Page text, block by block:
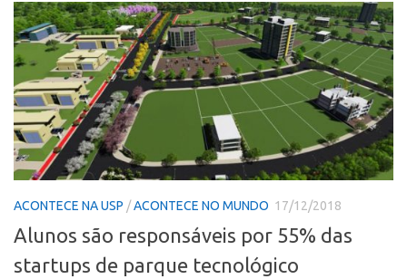
Destaques do Mês
Agência
Institucional
Coordenação
Polos
Polo Lorena
Polo Ribeirão Preto
Polo São Carlos
Edição 2017
Edição 2019
Edição 2021
Inovação em Números
AUSPIN
Destaques do Mês
Agência
Institucional
Coordenação
ACONTECE NA USP /ACONTECE NO MUNDO 17/12/2018
Alunos são responsáveis por 55% das
startups de parque tecnológico